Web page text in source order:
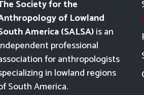
Society for the
of Lowland
America (SALSA)is an
professional
for anthropologists
in lowland regions
South America.